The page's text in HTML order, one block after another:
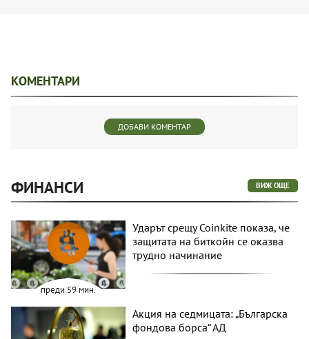
КОМЕНТАРИ
ДОБАВИ КОМЕНТАР
ФИНАНСИ ВИЖ ОЩЕ
преди 59 мин.
Ударът срещу Coinkite показа, че
защитата на биткойн се оказва
трудно начинание
Акция на седмицата: „Българска
фондова борса“ АД